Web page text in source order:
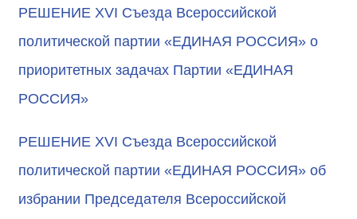
РЕШЕНИЕ XVI Съезда Всероссийской
политической партии «ЕДИНАЯ РОССИЯ» о
приоритетных задачах Партии «ЕДИНАЯ
РОССИЯ»
РЕШЕНИЕ XVI Съезда Всероссийской
политической партии «ЕДИНАЯ РОССИЯ» об
избрании Председателя Всероссийской